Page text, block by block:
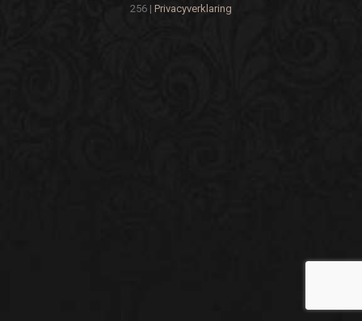
256 | Privacyverklaring